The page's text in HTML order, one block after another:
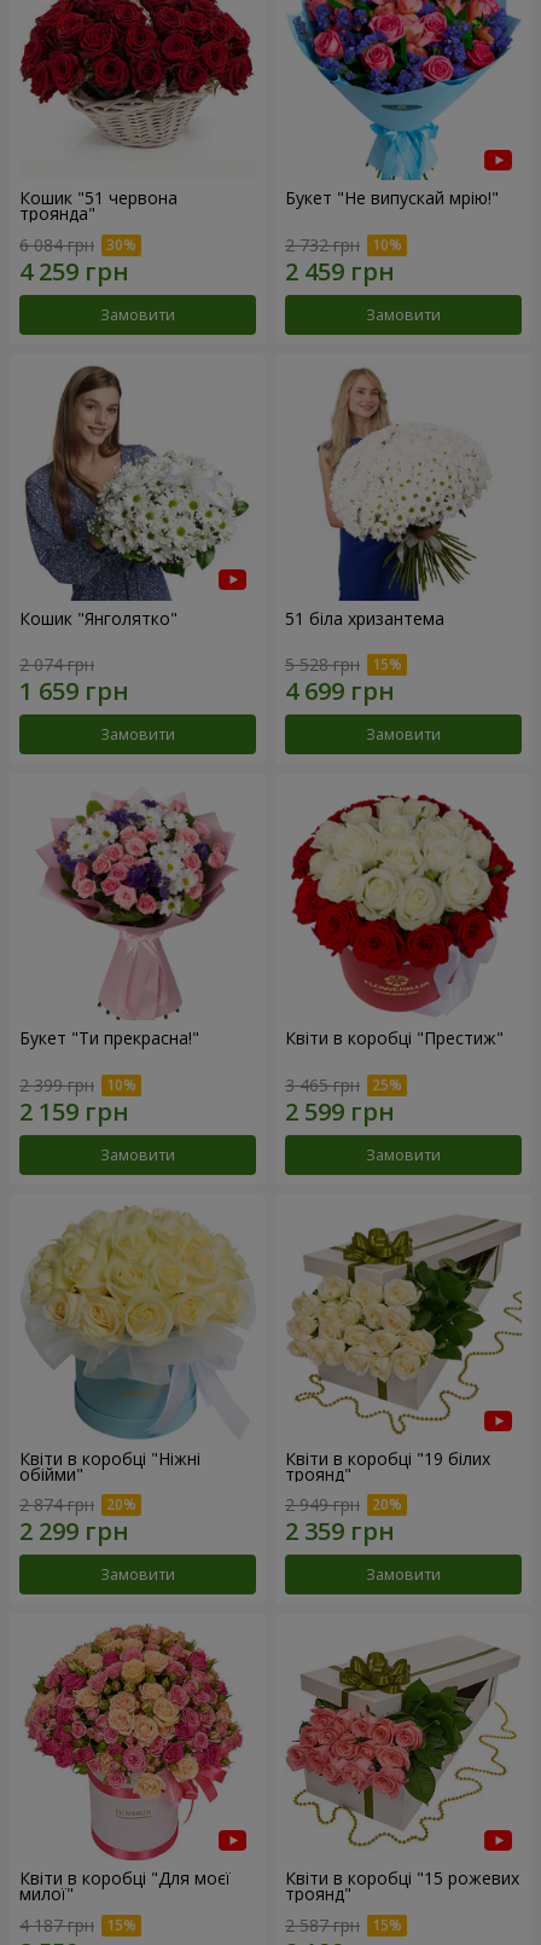
Кошик "51 червона
троянда"
6 084 грн
Замовити
Букет "Не випускай мрію!"
2 732 грн
Замовити
Кошик "Янголятко"
2 074 грн
Замовити
51 біла хризантема
5 528 грн
Замовити
Букет "Ти прекрасна!"
2 399 грн
Замовити
Квіти в коробці "Престиж"
3 465 грн
Замовити
Квіти в коробці "Ніжні
обійми"
2 874 грн
Замовити
Квіти в коробці "19 білих
троянд"
2 949 грн
Замовити
Квіти в коробці "Для моєї
милої"
4 187 грн
Квіти в коробці "15 рожевих
троянд"
2 587 грн